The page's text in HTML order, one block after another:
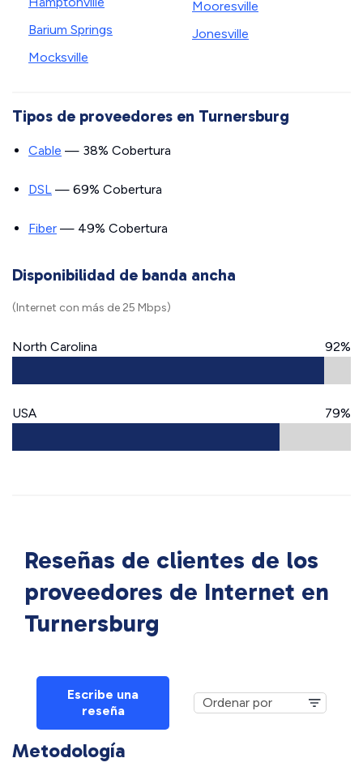
Barium Springs
Mocksville
Mooresville
Jonesville
Tipos de proveedores en Turnersburg
Cable — 38% Cobertura
DSL — 69% Cobertura
Fiber — 49% Cobertura
Disponibilidad de banda ancha
(Internet con más de 25 Mbps)
North Carolina 92%
USA 79%
Reseñas de clientes de los
proveedores de Internet en
Turnersburg
Escribe una
reseña
Metodología